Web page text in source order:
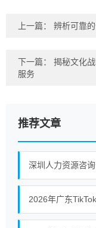
上一篇： 辨析可靠
下一篇： 揭秘文化
服务
推荐文章
2026年广东